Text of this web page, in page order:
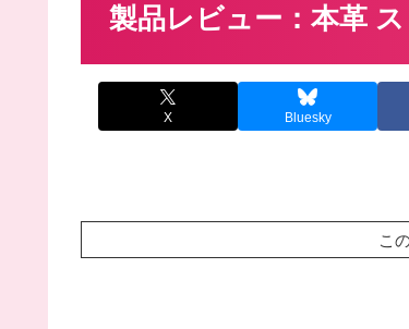
製品レビュー：本革
X Bluesky
こ